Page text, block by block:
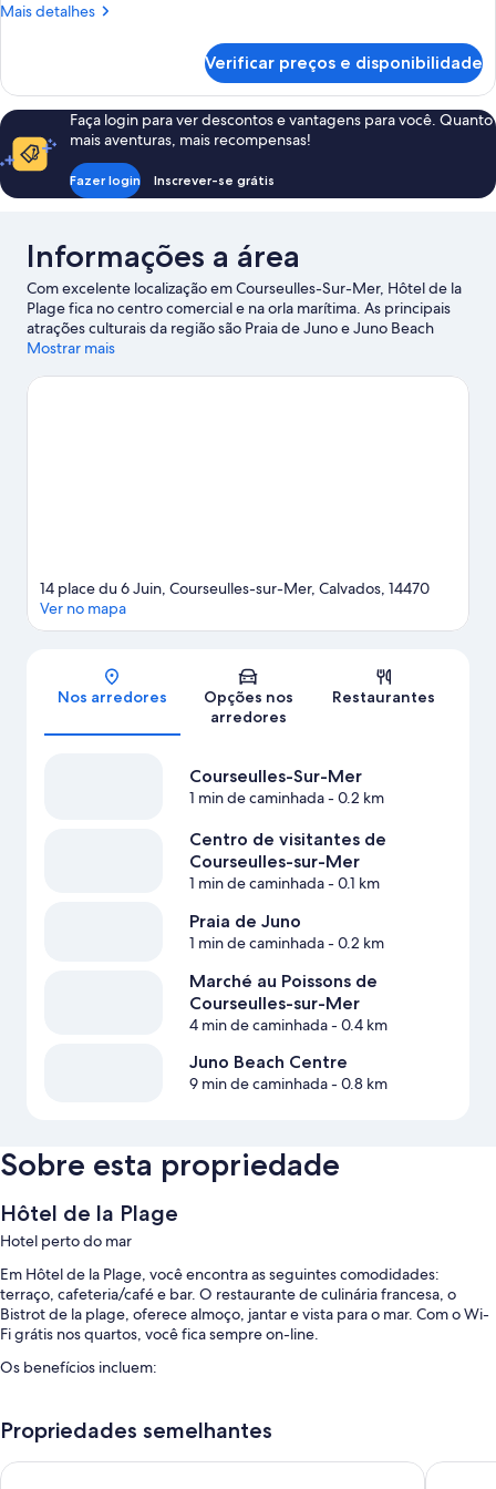
Mais detalhes
Mais
Room
Verificar preços e disponibilidade
Faça login para ver descontos e vantagens para você. Quanto
mais aventuras, mais recompensas!
Fazer login Inscrever-se grátis
Informações a área
Com excelente localização em Courseulles-Sur-Mer, Hôtel de la
Plage fica no centro comercial e na orla marítima. As principais
atrações culturais da região são Praia de Juno e Juno Beach
Centre, mas a área ainda conta com pontos turísticos
Mer e Memorial da Normandia britânica. Quer ir a um evento ou
Mostrar mais
Mapa
14 place du 6 Juin, Courseulles-sur-Mer, Calvados, 14470
Ver no mapa
Nos arredores
Opções nos
arredores
Restaurantes
Courseulles-Sur-Mer
1 min de caminhada- 0.2 km
Centro de visitantes de
Courseulles-sur-Mer
1 min de caminhada- 0.1 km
Praia de Juno
1 min de caminhada- 0.2 km
Marché au Poissons de
Courseulles-sur-Mer
4 min de caminhada- 0.4 km
Juno Beach Centre
9 min de caminhada- 0.8 km
Sobre esta propriedade
Hôtel de la Plage
Hotel perto do mar
Em Hôtel de la Plage, você encontra as seguintes comodidades:
terraço, cafeteria/café e bar. O restaurante de culinária francesa, o
Bistrot de la plage, oferece almoço, jantar e vista para o mar. Com o Wi-
Fi grátis nos quartos, você fica sempre on-line.
Os benefícios incluem:
elétricos e TV no saguão
Propriedades semelhantes
Best Western Hotel de la plage Normandie Hotel